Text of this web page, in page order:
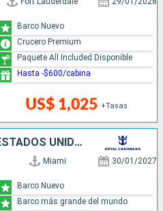
US$ 1,025 +Tasas
Barco Nuevo
Crucero Premium
Paquete All Included Disponible
Hasta -$600/cabina
SAN MARTÍN, BAHAMAS, ESTADOS UNIDOS
Miami 30/01/2027
Barco Nuevo
Barco más grande del mundo